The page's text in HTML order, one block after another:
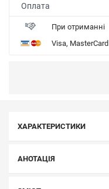
Оплата
При отриманні
Visa, MasterCard
ХАРАКТЕРИСТИКИ
АНОТАЦІЯ